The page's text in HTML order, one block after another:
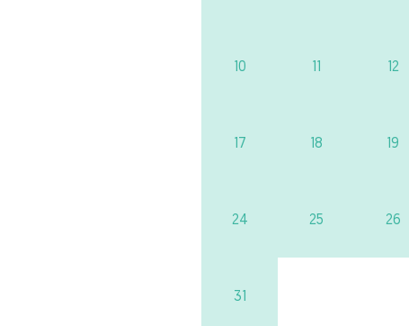
10 11 12
17 18 19
24 25 26
31